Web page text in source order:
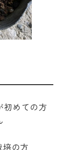
初めての方
の方